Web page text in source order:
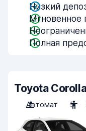
Низкий
Мгновенное
Полная
Toyota
Автомат
5